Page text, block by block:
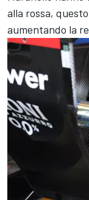
alla rossa,
aumentando la